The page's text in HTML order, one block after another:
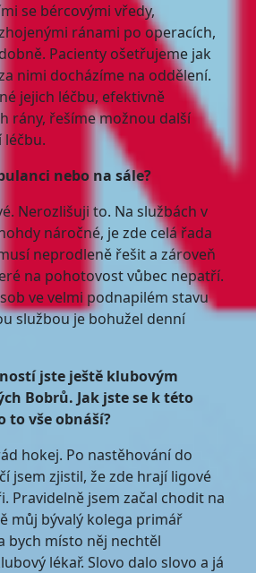
se bércovými vředy,
ránami po operacích,
Pacienty ošetřujeme jak
nimi docházíme na oddělení.
jejich léčbu, efektivně
rány, řešíme možnou další
nebo na sále?
Nerozlišuji to. Na službách v
náročné, je zde celá řada
neprodleně řešit a zároveň
na pohotovost vůbec nepatří.
ve velmi podnapilém stavu
službou je bohužel denní
jste ještě klubovým
Bobrů. Jak jste se k této
to vše obnáší?
hokej. Po nastěhování do
jsem zjistil, že zde hrají ligové
Pravidelně jsem začal chodit na
můj bývalý kolega primář
bych místo něj nechtěl
lékař. Slovo dalo slovo a já